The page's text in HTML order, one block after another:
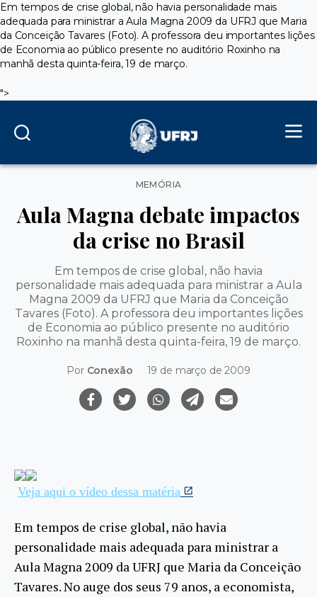
Em tempos de crise global, não havia personalidade mais
adequada para ministrar a Aula Magna 2009 da UFRJ que Maria
da Conceição Tavares (Foto). A professora deu importantes lições
de Economia ao público presente no auditório Roxinho na
manhã desta quinta-feira, 19 de março.
">
Categorias
MEMÓRIA
Aula Magna debate impactos
da crise no Brasil
Em tempos de crise global, não havia
personalidade mais adequada para ministrar a Aula
Magna 2009 da UFRJ que Maria da Conceição
Tavares (Foto). A professora deu importantes lições
de Economia ao público presente no auditório
Roxinho na manhã desta quinta-feira, 19 de março.
Por Conexão 19 de março de 2009
Veja aqui o vídeo dessa matéria
Em tempos de crise global, não havia
personalidade mais adequada para ministrar a
Aula Magna 2009 da UFRJ que Maria da Conceição
Tavares. No auge dos seus 79 anos, a economista,